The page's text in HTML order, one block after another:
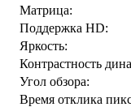
Матрица:
Поддержка HD:
Яркость:
Контрастность
Угол обзора:
Время отклика